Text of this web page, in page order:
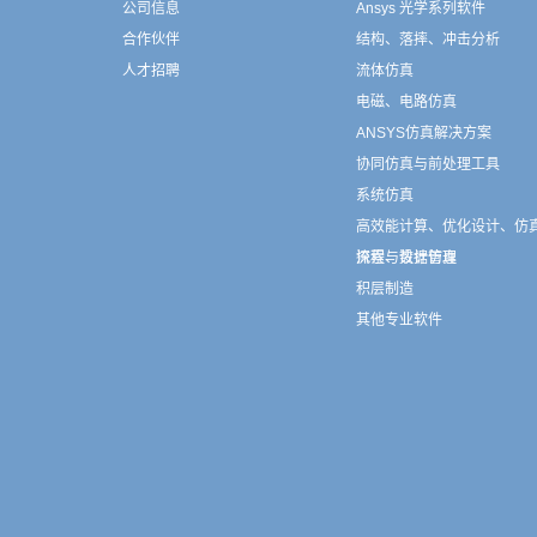
公司信息
合作伙伴
人才招聘
Ansys 光学系列软件
结构、落摔、冲击分析
流体仿真
电磁、电路仿真
ANSYS仿真解决方案
协同仿真与前处理工具
系统仿真
高效能计算、优化设计、仿
流程与数据管理
探索、设计仿真
积层制造
其他专业软件